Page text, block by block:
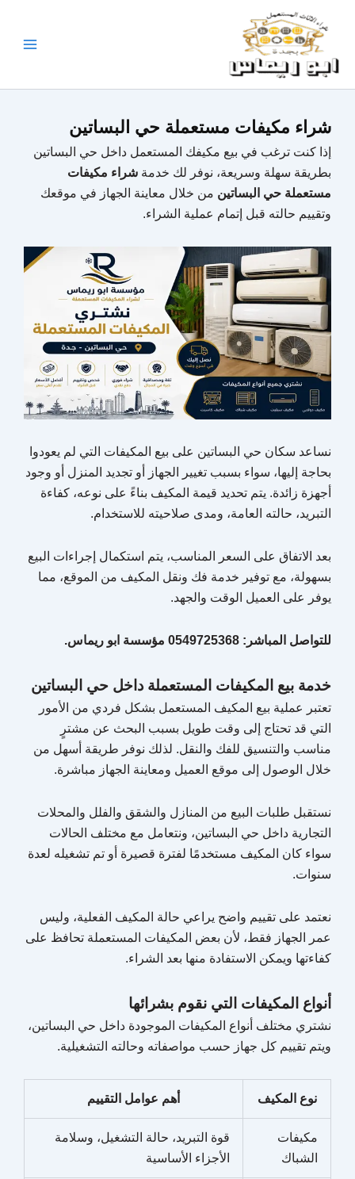
شراء مكيفات مستعملة حي البساتين
إذا كنت ترغب في بيع مكيفك المستعمل داخل حي البساتين
بطريقة سهلة وسريعة، نوفر لك خدمة شراء مكيفات
مستعملة حي البساتين من خلال معاينة الجهاز في موقعك
وتقييم حالته قبل إتمام عملية الشراء.
نساعد سكان حي البساتين على بيع المكيفات التي لم يعودوا
بحاجة إليها، سواء بسبب تغيير الجهاز أو تجديد المنزل أو وجود
أجهزة زائدة. يتم تحديد قيمة المكيف بناءً على نوعه، كفاءة
التبريد، حالته العامة، ومدى صلاحيته للاستخدام.
بعد الاتفاق على السعر المناسب، يتم استكمال إجراءات البيع
بسهولة، مع توفير خدمة فك ونقل المكيف من الموقع، مما
يوفر على العميل الوقت والجهد.
للتواصل المباشر: 0549725368 مؤسسة ابو ريماس.
خدمة بيع المكيفات المستعملة داخل حي البساتين
تعتبر عملية بيع المكيف المستعمل بشكل فردي من الأمور
التي قد تحتاج إلى وقت طويل بسبب البحث عن مشترٍ
مناسب والتنسيق للفك والنقل. لذلك نوفر طريقة أسهل من
خلال الوصول إلى موقع العميل ومعاينة الجهاز مباشرة.
نستقبل طلبات البيع من المنازل والشقق والفلل والمحلات
التجارية داخل حي البساتين، ونتعامل مع مختلف الحالات
سواء كان المكيف مستخدمًا لفترة قصيرة أو تم تشغيله لعدة
سنوات.
نعتمد على تقييم واضح يراعي حالة المكيف الفعلية، وليس
عمر الجهاز فقط، لأن بعض المكيفات المستعملة تحافظ على
كفاءتها ويمكن الاستفادة منها بعد الشراء.
أنواع المكيفات التي نقوم بشرائها
نشتري مختلف أنواع المكيفات الموجودة داخل حي البساتين،
ويتم تقييم كل جهاز حسب مواصفاته وحالته التشغيلية.
نوع المكيف أهم عوامل التقييم
مكيفات
الشباك
قوة التبريد، حالة التشغيل، وسلامة
الأجزاء الأساسية